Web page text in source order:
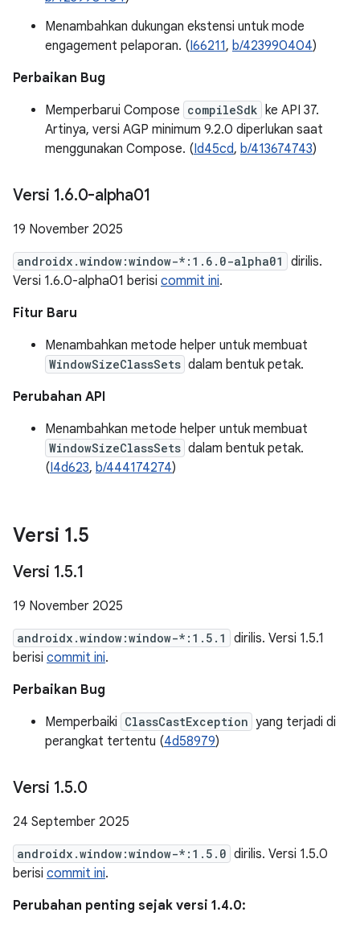
Menambahkan dukungan ekstensi untuk mode
engagement pelaporan. (I66211, b/423990404)
Perbaikan Bug
Memperbarui Compose compileSdk ke API 37.
Artinya, versi AGP minimum 9.2.0 diperlukan saat
menggunakan Compose. (Id45cd, b/413674743)
Versi 1.6.0-alpha01
19 November 2025
androidx.window:window-*:1.6.0-alpha01
dirilis.
Versi 1.6.0-alpha01 berisi commit ini.
Fitur Baru
Menambahkan metode helper untuk membuat
WindowSizeClassSets dalam bentuk petak.
Perubahan API
Menambahkan metode helper untuk membuat
WindowSizeClassSets dalam bentuk petak.
(I4d623, b/444174274)
Versi 1.5
Versi 1.5.1
19 November 2025
androidx.window:window-*:1.5.1
dirilis. Versi 1.5.1
berisi commit ini.
Perbaikan Bug
Memperbaiki ClassCastException yang terjadi di
perangkat tertentu (4d58979)
Versi 1.5.0
24 September 2025
androidx.window:window-*:1.5.0 dirilis. Versi 1.5.0
berisi commit ini.
Perubahan penting sejak versi 1.4.0: